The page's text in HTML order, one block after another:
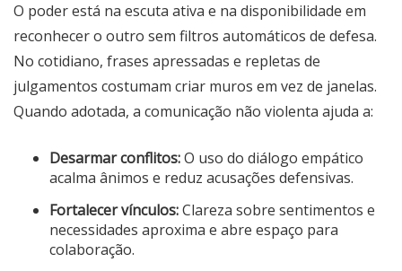
O poder está na escuta ativa e na disponibilidade em
reconhecer o outro sem filtros automáticos de defesa.
No cotidiano, frases apressadas e repletas de
julgamentos costumam criar muros em vez de janelas.
Quando adotada, a comunicação não violenta ajuda a:
Desarmar conflitos:O uso do diálogo empático
acalma ânimos e reduz acusações defensivas.
Fortalecer vínculos:Clareza sobre sentimentos e
necessidades aproxima e abre espaço para
colaboração.